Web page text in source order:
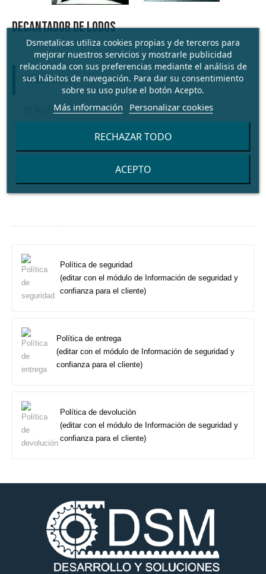
DECANTADOR DE LODOS
Descripción
Detalles
Política de seguridad
(editar con el módulo de Información de seguridad y
confianza para el cliente)
Política de entrega
(editar con el módulo de Información de seguridad y
confianza para el cliente)
Política de devolución
(editar con el módulo de Información de seguridad y
confianza para el cliente)
Dsmetalicas utiliza cookies propias y de terceros para
mejorar nuestros servicios y mostrarle publicidad
relacionada con sus preferencias mediante el análisis de
sus hábitos de navegación. Para dar su consentimiento
sobre su uso pulse el botón Acepto.
Más información Personalizar cookies
RECHAZAR TODO
ACEPTO